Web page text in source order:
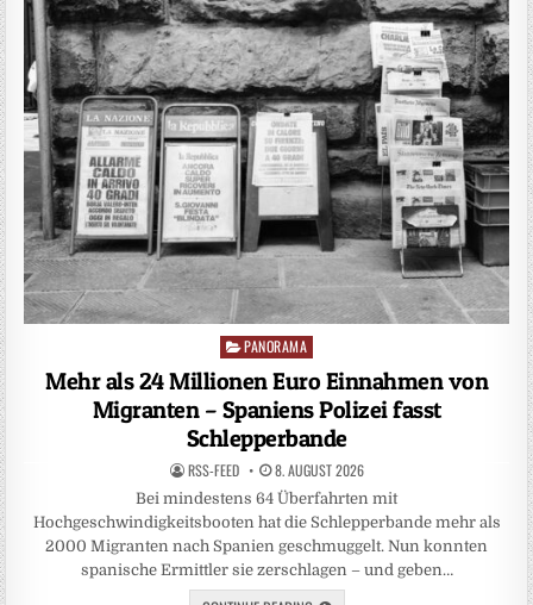
Posted
PANORAMA
Mehr als 24 Millionen Euro Einnahmen von
Migranten – Spaniens Polizei fasst
Schlepperbande
RSS-FEED 8. AUGUST 2026
Bei mindestens 64 Überfahrten mit
Hochgeschwindigkeitsbooten hat die Schlepperbande mehr als
2000 Migranten nach Spanien geschmuggelt. Nun konnten
spanische Ermittler sie zerschlagen – und geben…